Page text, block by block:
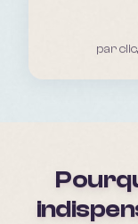
par